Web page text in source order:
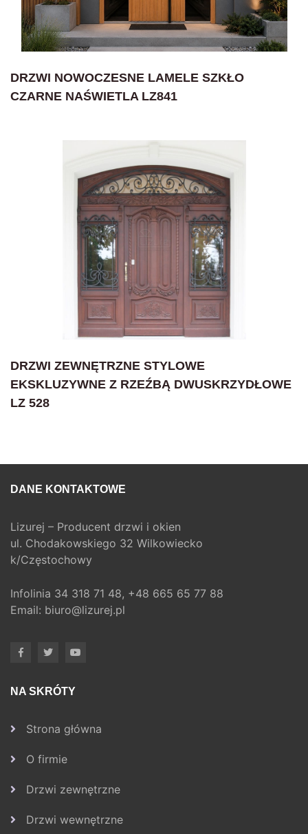
DRZWI NOWOCZESNE LAMELE SZKŁO
CZARNE NAŚWIETLA LZ841
DRZWI ZEWNĘTRZNE STYLOWE
EKSKLUZYWNE Z RZEŹBĄ DWUSKRZYDŁOWE
LZ 528
DANE KONTAKTOWE
Lizurej – Producent drzwi i okien
ul. Chodakowskiego 32 Wilkowiecko
k/Częstochowy
Infolinia 34 318 71 48, +48 665 65 77 88
Email: biuro@lizurej.pl
NA SKRÓTY
Strona główna
O firmie
Drzwi zewnętrzne
Drzwi wewnętrzne